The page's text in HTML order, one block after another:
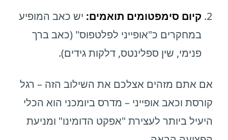
קיום סימפטומים תואמים: יש כאב המופיע
במחקרים כ"אופייני לפלטפוס" (כאב ברך
פנימי, שין ספלינטס, דלקות גידים).
אם אתם מזהים אצלכם את השילוב הזה – רגל
קורסת וכאב אופייני – מדרס ביומכני הוא הכלי
היעיל ביותר לעצירת "אפקט הדומינו" ומניעת